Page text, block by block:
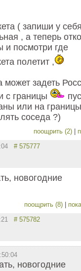
( запиши у
, а теперь
и посмотри где
полетит ,
может задеть
с границы
или на
соседа ?)
поощрить (2)
# 575777
новогодние
поощрить (8)
# 575782
новогодние